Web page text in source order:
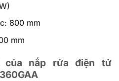
800 mm
mm
của nắp rửa điện tử